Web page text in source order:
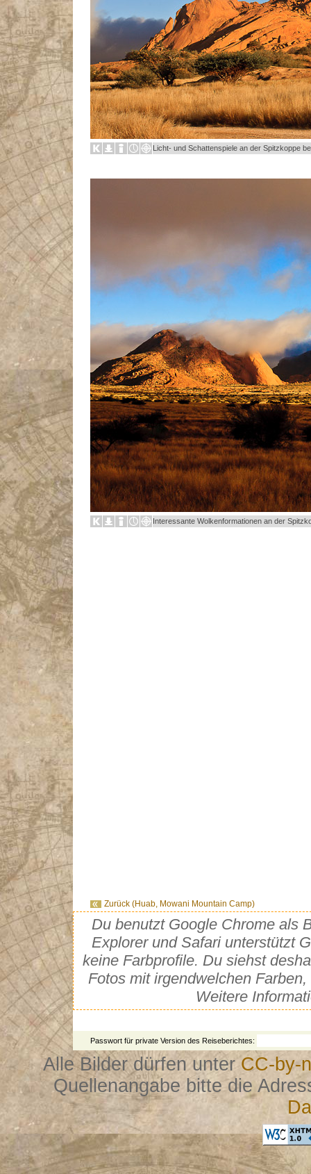
Licht- und Schattenspiele an der Spitzkoppe
Interessante Wolkenformationen an der
Zurück (Huab, Mowani Mountain Camp)
Du benutzt Google Chrome als
Explorer und Safari unterstützt
keine Farbprofile. Du siehst
Fotos mit irgendwelchen
Weitere
Passwort für private Version des Reiseberichtes:
Alle Bilder dürfen unterCC-by-
Quellenangabe bitte die